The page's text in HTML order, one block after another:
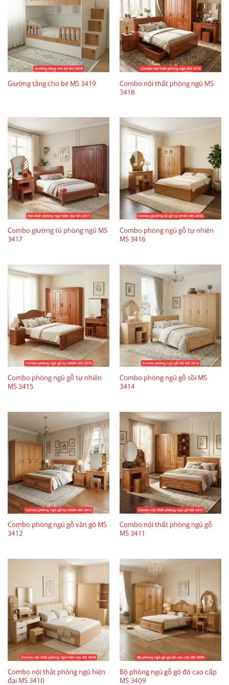
Giường tầng cho bé MS 3419
Combo nội thất phòng ngủ MS
3418
Combo giường tủ phòng ngủ MS
3417
Combo phòng ngủ gỗ tự nhiên
MS 3416
Combo phòng ngủ gỗ tự nhiên
MS 3415
Combo phòng ngủ gỗ sồi MS
3414
Combo phòng ngủ gỗ vân gõ MS
3412
Combo nội thất phòng ngủ gỗ
MS 3411
Combo nội thất phòng ngủ hiện
đại MS 3410
Bộ phòng ngủ gỗ gõ đỏ cao cấp
MS 3409